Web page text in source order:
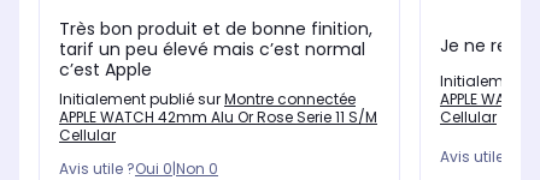
Très bon produit et de bonne finition,
tarif un peu élevé mais c’est normal
c’est Apple
Initialement publié surMontre connectée
APPLE WATCH 42mm Alu Or Rose Serie 11 S/M
Cellular
Avis utile ?Oui 0|Non 0
Je ne
Initialement
APPLE
Cellular
Avis utile ?